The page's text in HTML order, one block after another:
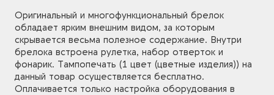
Оригинальный и многофункциональный брелок
обладает ярким внешним видом, за которым
скрывается весьма полезное содержание. Внутри
брелока встроена рулетка, набор отверток и
фонарик. Тампопечать (1 цвет (цветные изделия)) на
данный товар осуществляется бесплатно.
Оплачивается только настройка оборудования в